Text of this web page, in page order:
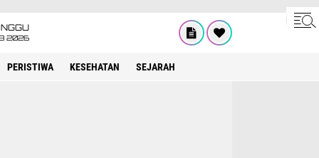
2026
PERISTIWA KESEHATAN SEJARAH